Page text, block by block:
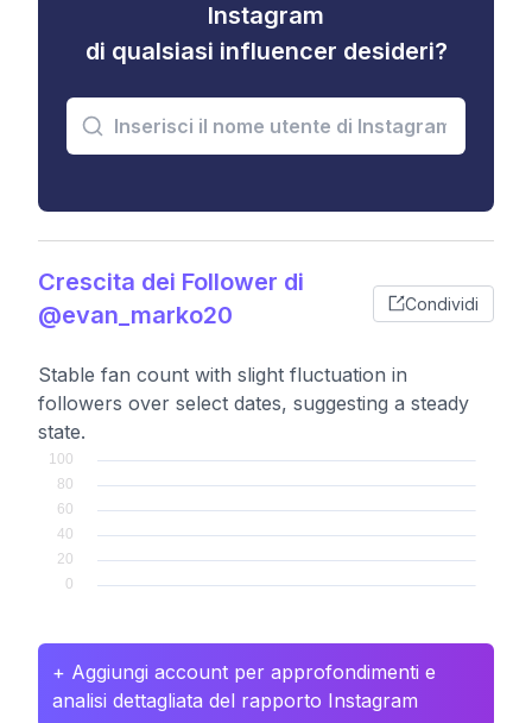
Instagram
di qualsiasi influencer desideri?
Crescita dei Follower di
@evan_marko20
Condividi
Stable fan count with slight fluctuation in
followers over select dates, suggesting a steady
state.
+ Aggiungi account per approfondimenti e
analisi dettagliata del rapporto Instagram